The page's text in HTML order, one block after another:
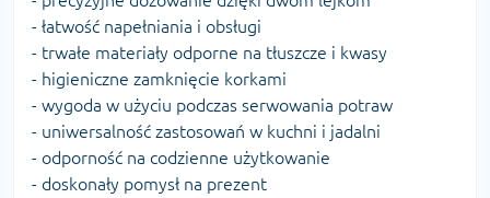
- łatwość napełniania i obsługi
- trwałe materiały odporne na tłuszcze i kwasy
- higieniczne zamknięcie korkami
- wygoda w użyciu podczas serwowania potraw
- uniwersalność zastosowań w kuchni i jadalni
- odporność na codzienne użytkowanie
- doskonały pomysł na prezent